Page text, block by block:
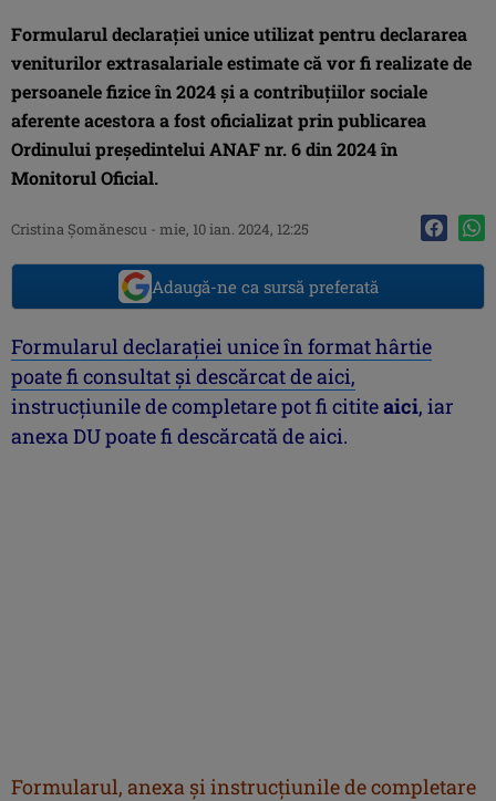
Formularul declaraţiei unice utilizat pentru declararea
veniturilor extrasalariale estimate că vor fi realizate de
persoanele fizice în 2024 şi a contribuţiilor sociale
aferente acestora a fost oficializat prin publicarea
Ordinului preşedintelui ANAF nr. 6 din 2024 în
Monitorul Oficial.
Cristina Şomănescu - mie, 10 ian. 2024, 12:25
Adaugă-ne ca sursă preferată
Formularul declaraţiei unice în format hârtie
poate fi consultat şi descărcat de aici,
instrucţiunile de completare pot fi cititeaici, iar
anexa DU poate fi descărcatăde aici.
Formularul, anexa şi instrucţiunile de completare